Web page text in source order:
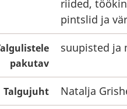
riided,
pintslid ja
pakutav
suupisted ja
Talgujuht Natalja